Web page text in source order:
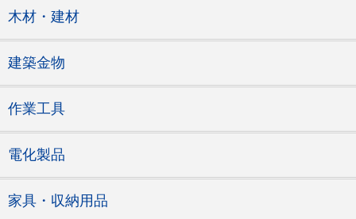
木材・建材
建築金物
作業工具
電化製品
家具・収納用品